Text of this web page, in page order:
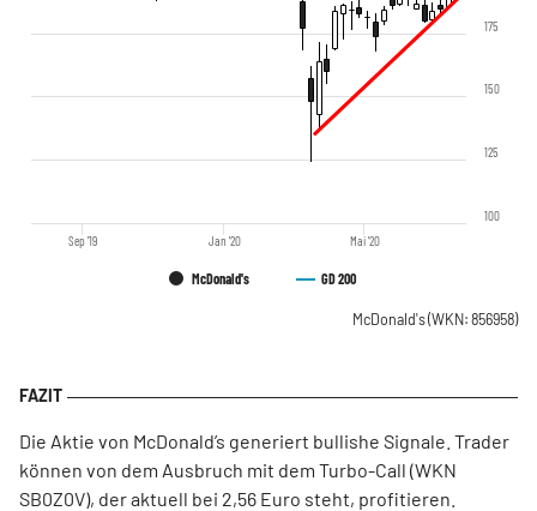
McDonald's GD 200
Jan '20
Sep '19 Mai '20
100
125
150
175
McDonald's(WKN: 856958)
Die Aktie von McDonald’s generiert bullishe Signale. Trader
können von dem Ausbruch mit dem Turbo-Call (WKN
SB0Z0V), der aktuell bei 2,56 Euro steht, profitieren.